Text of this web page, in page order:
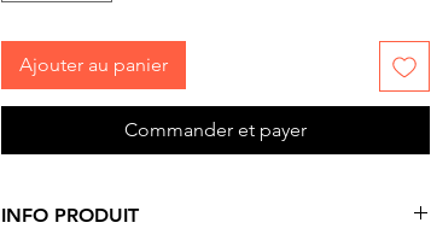
Ajouter au panier
Commander et payer
INFO PRODUIT